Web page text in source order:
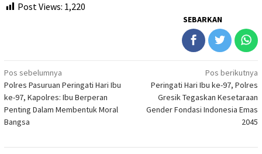
Post Views: 1,220
SEBARKAN
Navigasi
pos
Pos sebelumnya
Polres Pasuruan Peringati Hari Ibu
ke-97, Kapolres: Ibu Berperan
Penting Dalam Membentuk Moral
Bangsa
Pos berikutnya
Peringati Hari Ibu ke-97, Polres
Gresik Tegaskan Kesetaraan
Gender Fondasi Indonesia Emas
2045